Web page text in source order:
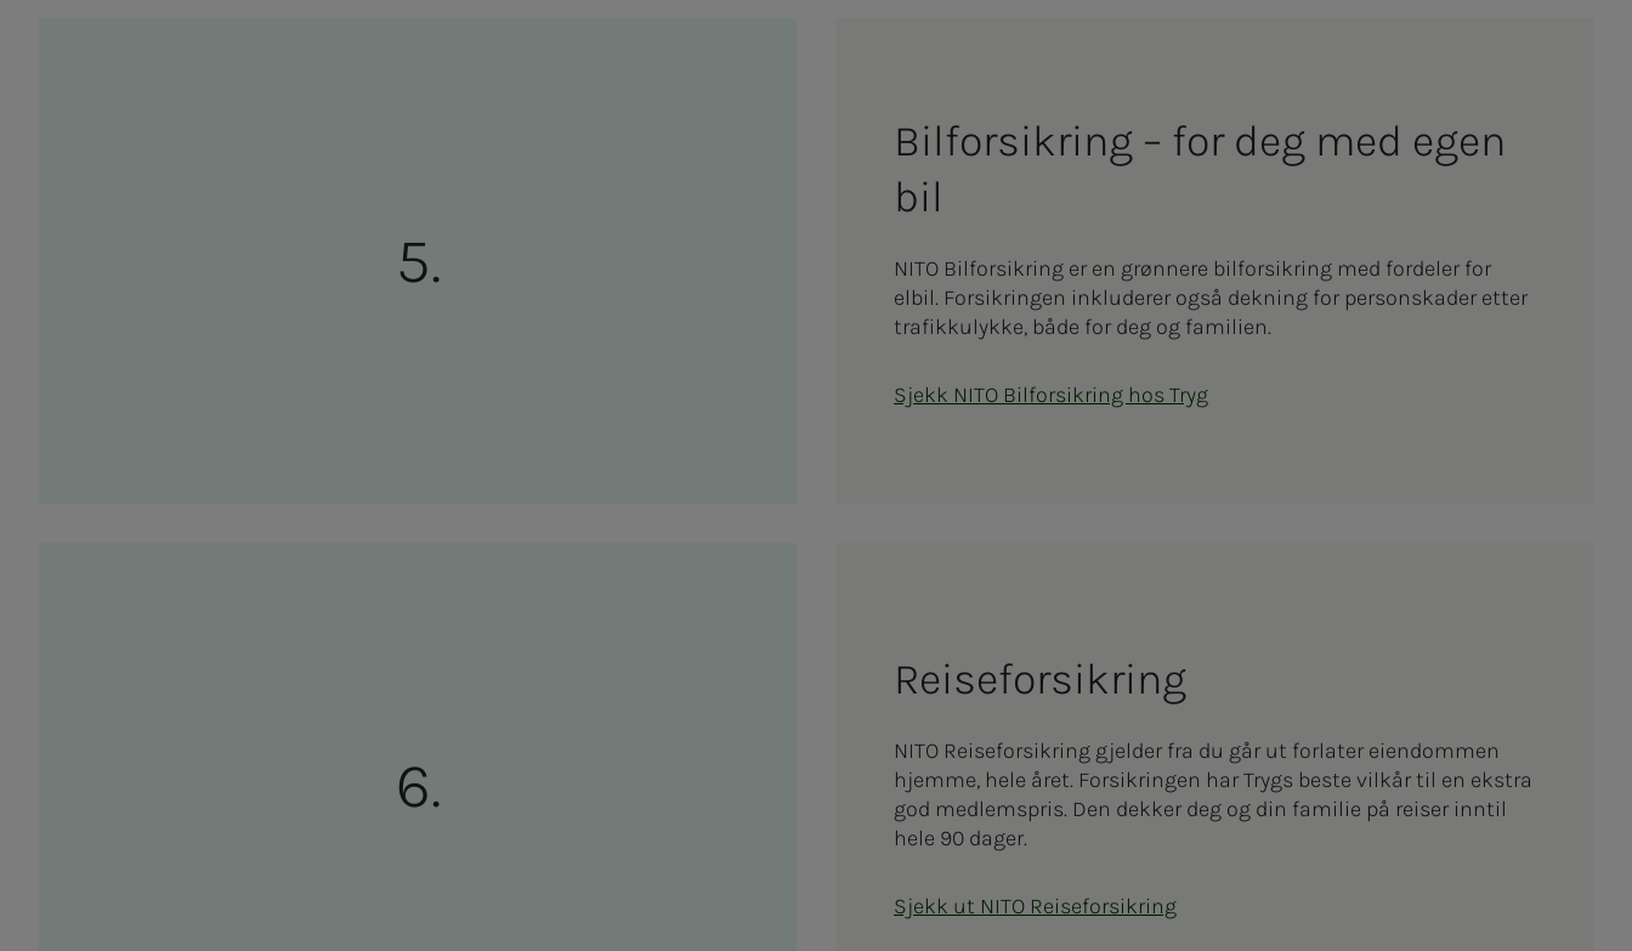
Bil­­­for­sikring – for deg med egen
bil
NITO Bilforsikring er en grønnere bilforsikring med fordeler for
elbil. Forsikringen inkluderer også dekning for personskader etter
trafikkulykke, både for deg og familien.
Sjekk NITO Bilforsikring hos Tryg
Reise­­­for­sikring
NITO Reiseforsikring gjelder fra du går ut forlater eiendommen
hjemme, hele året. Forsikringen har Trygs beste vilkår til en ekstra
god medlemspris. Den dekker deg og din familie på reiser inntil
hele 90 dager.
Sjekk ut NITO Reiseforsikring